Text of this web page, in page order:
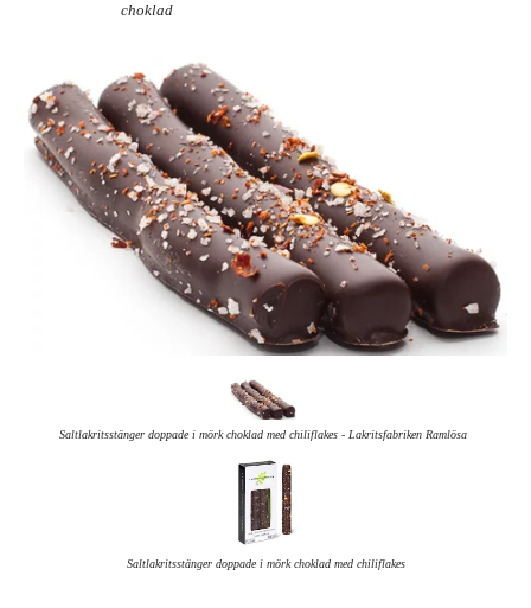
choklad
Saltlakritsstänger doppade i mörk choklad med chiliflakes - Lakritsfabriken Ramlösa
Saltlakritsstänger doppade i mörk choklad med chiliflakes